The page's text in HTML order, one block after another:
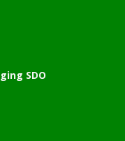
SDO